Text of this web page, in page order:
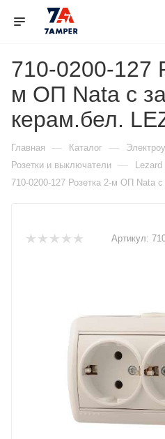
710-0200-127
м ОП Nata с
керам.бел.
Главная — Каталог —
Розетки и выключатели — Lezard
710-0200-127 Розетка 2-м ОП Nata
Артикул: